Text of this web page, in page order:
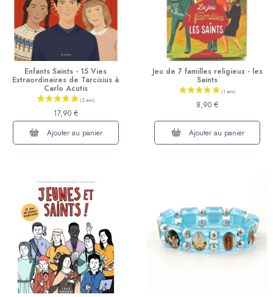
Enfants Saints - 15 Vies
Extraordinaires de Tarcisius à
Carlo Acutis
17,90 €
Ajouter au panier
Jeu de 7 familles religieux - les
Saints
8,90 €
Ajouter au panier